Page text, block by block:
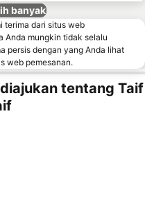
banyak
terima dari situs web
Anda mungkin tidak selalu
persis dengan yang Anda lihat
web pemesanan.
tentang Taif